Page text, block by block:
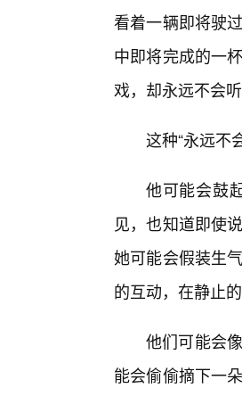
看着一辆即将驶
中即将完成的一
戏，却永远不会
这种“永远不
他可能会鼓
见，也知道即使
她可能会假装生
的互动，在静止
他们可能会
能会偷偷摘下一